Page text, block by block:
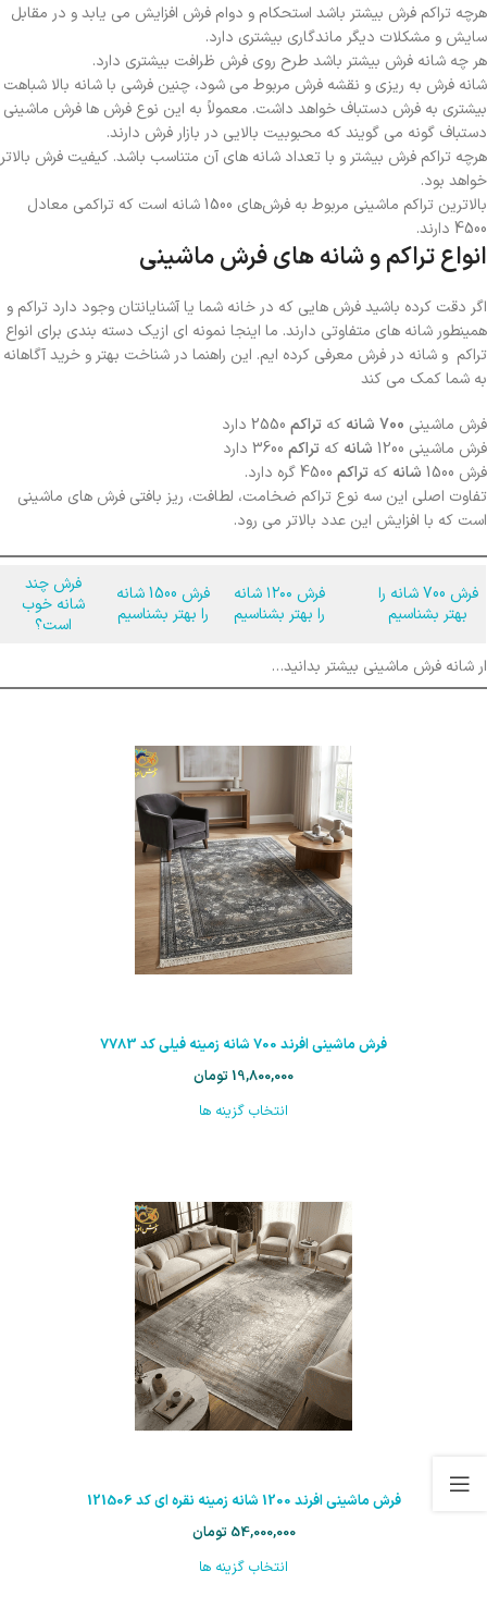
هرچه تراکم فرش بیشتر باشد استحکام و دوام فرش افزایش می یابد و در مقابل
سایش و مشکلات دیگر ماندگاری بیشتری دارد.
هر چه شانه فرش بیشتر باشد طرح روی فرش ظرافت بیشتری دارد.
شانه فرش به ریزی و نقشه فرش مربوط می شود، چنین فرشی با شانه بالا شباهت
بیشتری به فرش دستباف خواهد داشت. معمولاً به این نوع فرش ها فرش ماشینی
دستباف گونه می گویند که محبوبیت بالایی در بازار فرش دارند.
هرچه تراکم فرش بیشتر و با تعداد شانه های آن متناسب باشد. کیفیت فرش بالاتر
خواهد بود.
بالاترین تراکم ماشینی مربوط به فرش‌های 1500 شانه است که تراکمی معادل
4500 دارند.
انواع تراکم و شانه های فرش ماشینی
اگر دقت کرده باشید فرش هایی که در خانه شما یا آشنایانتان وجود دارد تراکم و
همینطور شانه های متفاوتی دارند. ما اینجا نمونه ای ازیک دسته بندی برای انواع
تراکم و شانه در فرش معرفی کرده ایم. این راهنما در شناخت بهتر و خرید آگاهانه
به شما کمک می کند
فرش ماشینی 700 شانه که تراکم
فرش ماشینی 1200
شانه که تراکم
فرش 1500
شانه که تراکم
تفاوت اصلی این سه نوع تراکم ضخامت، لطافت، ریز بافتی فرش های ماشینی
است که با افزایش این عدد بالاتر می رود.
فرش 700 شانه را
بهتر بشناسیم
فرش ۱۲۰۰ شانه
را بهتر بشناسیم
فرش 1500 شانه
را بهتر بشناسیم
فرش چند
شانه خوب
است؟
ار شانه فرش ماشینی بیشتر بدانید…
فرش ماشینی افرند 700 شانه زمینه فیلی کد 7783
19,800,000 تومان
انتخاب گزینه ها
فرش ماشینی افرند 1200 شانه زمینه نقره ای کد 121506
54,000,000 تومان
انتخاب گزینه ها